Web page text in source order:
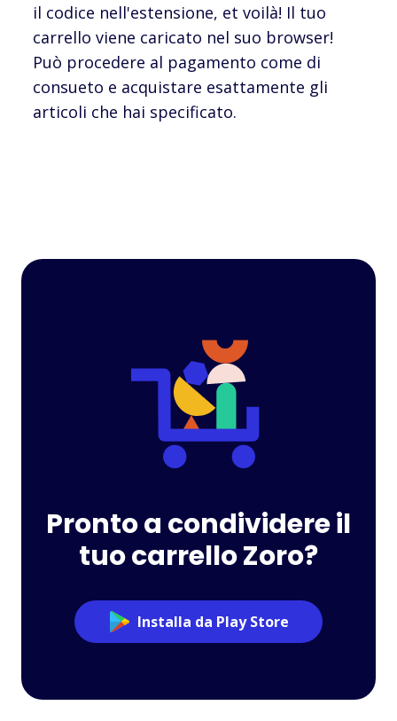
il codice nell'estensione, et voilà! Il tuo
carrello viene caricato nel suo browser!
Può procedere al pagamento come di
consueto e acquistare esattamente gli
articoli che hai specificato.
Pronto a condividere il
tuo carrello Zoro?
Installa da Play Store